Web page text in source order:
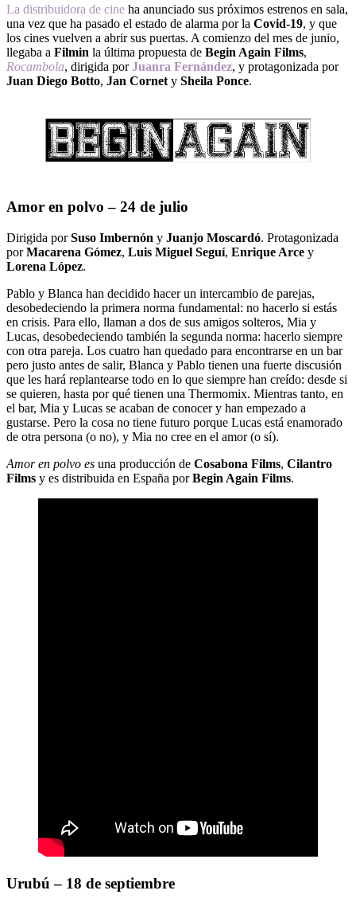
La distribuidora de cine ha anunciado sus próximos estrenos en sala,
una vez que ha pasado el estado de alarma por la Covid-19, y que
los cines vuelven a abrir sus puertas. A comienzo del mes de junio,
llegaba a Filmin la última propuesta de Begin Again Films,
Rocambola, dirigida porJuanra Fernández, y protagonizada por
Juan Diego Botto, Jan Cornet y Sheila Ponce.
Amor en polvo – 24 de julio
Dirigida porSuso Imbernón y Juanjo Moscardó. Protagonizada
porMacarena Gómez, Luis Miguel Seguí, Enrique Arce y
Lorena López.
Pablo y Blanca han decidido hacer un intercambio de parejas,
desobedeciendo la primera norma fundamental: no hacerlo si estás
en crisis. Para ello, llaman a dos de sus amigos solteros, Mia y
Lucas, desobedeciendo también la segunda norma: hacerlo siempre
con otra pareja. Los cuatro han quedado para encontrarse en un bar
pero justo antes de salir, Blanca y Pablo tienen una fuerte discusión
que les hará replantearse todo en lo que siempre han creído: desde si
se quieren, hasta por qué tienen una Thermomix. Mientras tanto, en
el bar, Mia y Lucas se acaban de conocer y han empezado a
gustarse. Pero la cosa no tiene futuro porque Lucas está enamorado
de otra persona (o no), y Mia no cree en el amor (o sí).
Amor en polvo es una producción de Cosabona Films, Cilantro
Films y es distribuida en España porBegin Again Films.
Urubú – 18 de septiembre